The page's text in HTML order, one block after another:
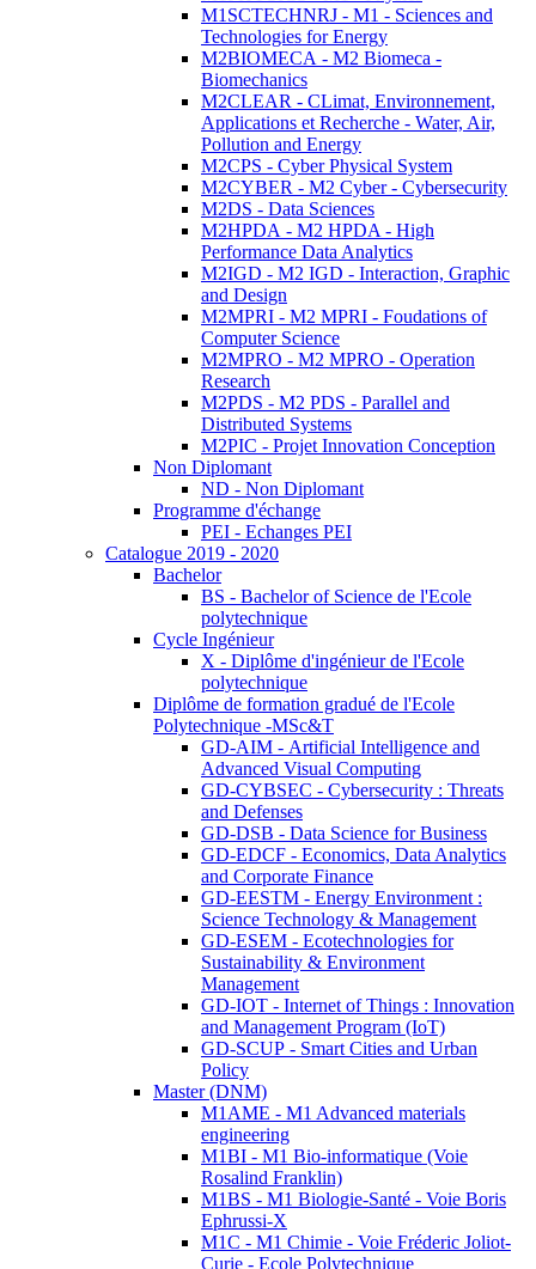
M1SCTECHNRJ - M1 - Sciences and
Technologies for Energy
M2BIOMECA - M2 Biomeca -
Biomechanics
M2CLEAR - CLimat, Environnement,
Applications et Recherche - Water, Air,
Pollution and Energy
M2CPS - Cyber Physical System
M2CYBER - M2 Cyber - Cybersecurity
M2DS - Data Sciences
M2HPDA - M2 HPDA - High
Performance Data Analytics
M2IGD - M2 IGD - Interaction, Graphic
and Design
M2MPRI - M2 MPRI - Foudations of
Computer Science
M2MPRO - M2 MPRO - Operation
Research
M2PDS - M2 PDS - Parallel and
Distributed Systems
M2PIC - Projet Innovation Conception
Non Diplomant
ND - Non Diplomant
Programme d'échange
PEI - Echanges PEI
Catalogue 2019 - 2020
Bachelor
BS - Bachelor of Science de l'Ecole
polytechnique
Cycle Ingénieur
X - Diplôme d'ingénieur de l'Ecole
polytechnique
Diplôme de formation gradué de l'Ecole
Polytechnique -MSc&T
GD-AIM - Artificial Intelligence and
Advanced Visual Computing
GD-CYBSEC - Cybersecurity : Threats
and Defenses
GD-DSB - Data Science for Business
GD-EDCF - Economics, Data Analytics
and Corporate Finance
GD-EESTM - Energy Environment :
Science Technology & Management
GD-ESEM - Ecotechnologies for
Sustainability & Environment
Management
GD-IOT - Internet of Things : Innovation
and Management Program (IoT)
GD-SCUP - Smart Cities and Urban
Policy
Master (DNM)
M1AME - M1 Advanced materials
engineering
M1BI - M1 Bio-informatique (Voie
Rosalind Franklin)
M1BS - M1 Biologie-Santé - Voie Boris
Ephrussi-X
M1C - M1 Chimie - Voie Fréderic Joliot-
Curie - Ecole Polytechnique